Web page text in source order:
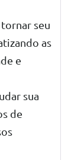
seu
as
e
sua
de